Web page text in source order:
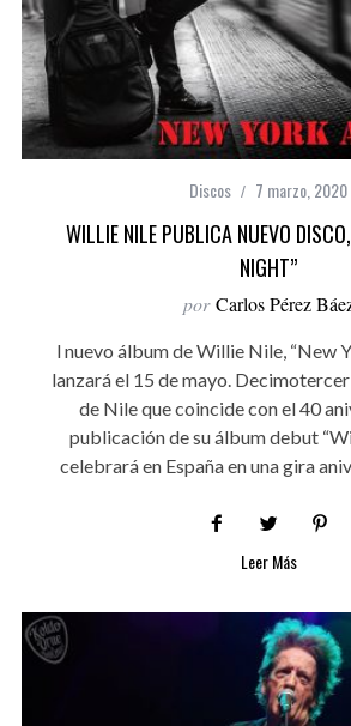
Discos 7 marzo, 2020
WILLIE NILE PUBLICA NUEVO
NIGHT”
por Carlos Pérez
l nuevo álbum de Willie Nile, “New
lanzará el 15 de mayo.
de Nile que coincide con el 40
publicación de su álbum debut
celebrará en España en una gira
Leer Más